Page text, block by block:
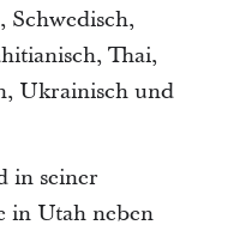
Schwedisch,
Thai,
Ukrainisch und
in seiner
in Utah neben